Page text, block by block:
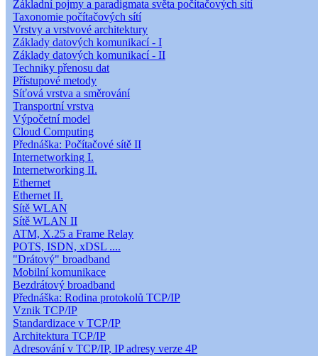
Základní pojmy a paradigmata světa počítačových sítí
Taxonomie počítačových sítí
Vrstvy a vrstvové architektury
Základy datových komunikací - I
Základy datových komunikací - II
Techniky přenosu dat
Přístupové metody
Síťová vrstva a směrování
Transportní vrstva
Výpočetní model
Cloud Computing
Přednáška: Počítačové sítě II
Internetworking I.
Internetworking II.
Ethernet
Ethernet II.
Sítě WLAN
Sítě WLAN II
ATM, X.25 a Frame Relay
POTS, ISDN, xDSL ....
"Drátový" broadband
Mobilní komunikace
Bezdrátový broadband
Přednáška: Rodina protokolů TCP/IP
Vznik TCP/IP
Standardizace v TCP/IP
Architektura TCP/IP
Adresování v TCP/IP, IP adresy verze 4P